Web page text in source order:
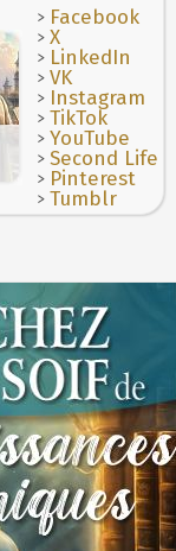
> Facebook
>X
> LinkedIn
>VK
> Instagram
>TikTok
>YouTube
>Second Life
> Pinterest
>Tumblr